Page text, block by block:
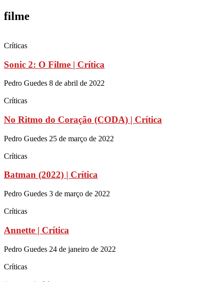
filme
Críticas
Sonic 2: O Filme | Crítica
Pedro Guedes 8 de abril de 2022
Críticas
No Ritmo do Coração (CODA) | Crítica
Pedro Guedes 25 de março de 2022
Críticas
Batman (2022) | Crítica
Pedro Guedes 3 de março de 2022
Críticas
Annette | Crítica
Pedro Guedes 24 de janeiro de 2022
Críticas